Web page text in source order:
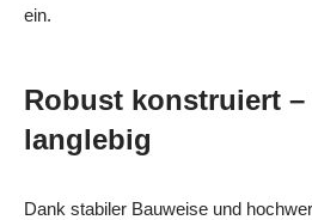
ein.
Robust konstruiert
langlebig
Dank stabiler Bauweise und